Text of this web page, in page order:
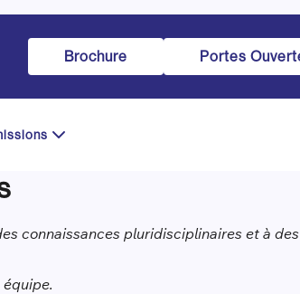
Brochure Portes
connaissances pluridisciplinaires et à